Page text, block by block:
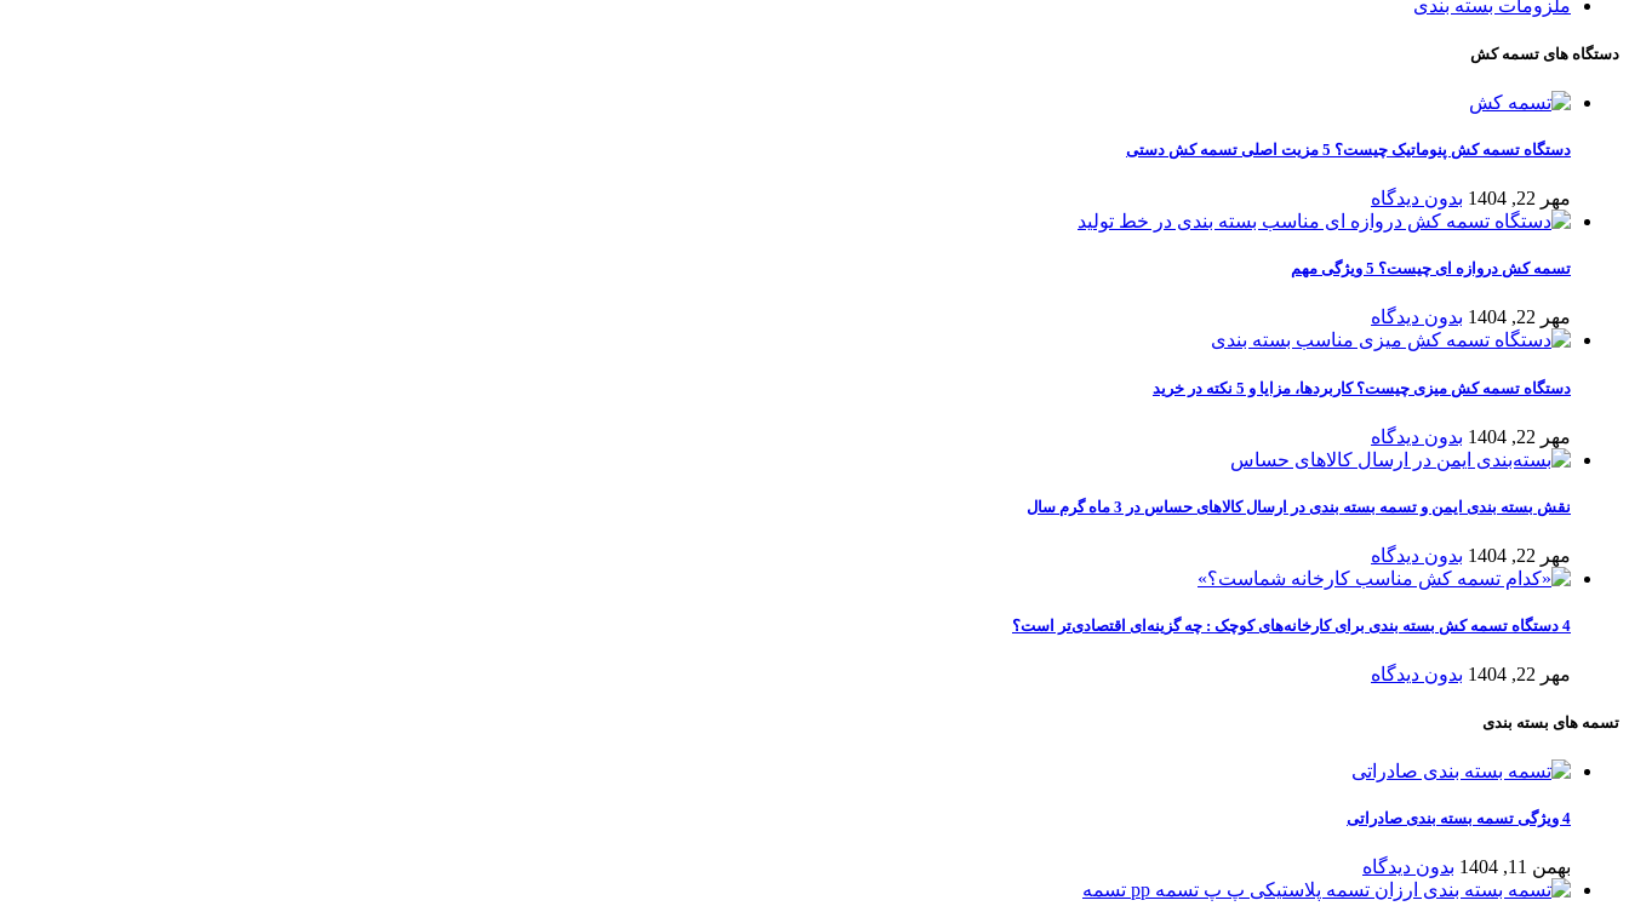
ملزومات بسته بندی
دستگاه های تسمه کش
دستگاه تسمه کش پنوماتیک چیست؟ 5 مزیت اصلی تسمه کش دستی
مهر 22, 1404 بدون دیدگاه
تسمه کش دروازه ای چیست؟ 5 ویژگی مهم
مهر 22, 1404 بدون دیدگاه
دستگاه تسمه کش میزی چیست؟ کاربردها، مزایا و 5 نکته در خرید
مهر 22, 1404 بدون دیدگاه
نقش بسته‌ بندی ایمن و تسمه بسته بندی در ارسال کالاهای حساس در 3 ماه‌ گرم سال
مهر 22, 1404 بدون دیدگاه
4 دستگاه تسمه کش بسته بندی برای کارخانه‌های کوچک : چه گزینه‌ای اقتصادی‌تر است؟
مهر 22, 1404 بدون دیدگاه
تسمه های بسته بندی
4 ویژگی تسمه بسته‌ بندی صادراتی
بهمن 11, 1404 بدون دیدگاه